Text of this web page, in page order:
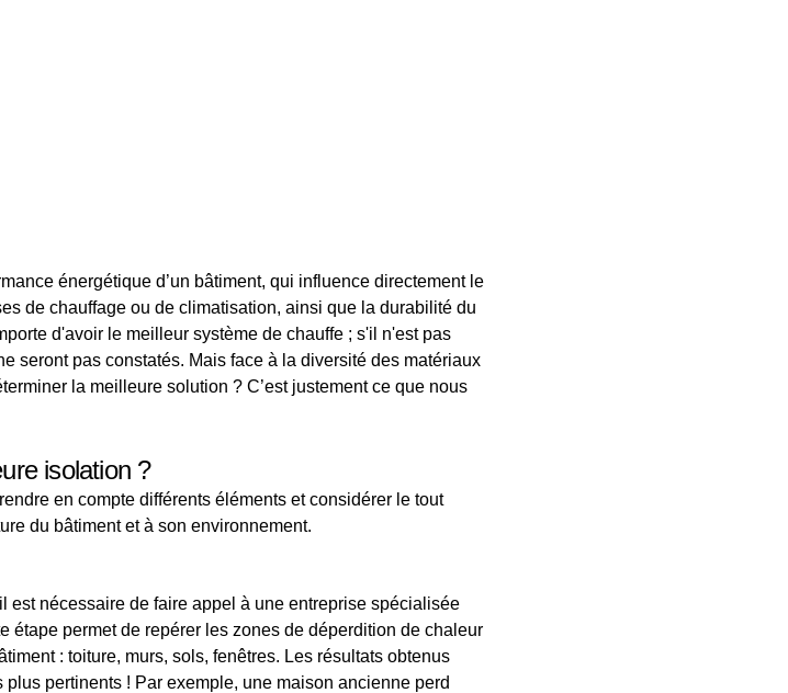
énergétique d’un bâtiment, qui influence directement le
de chauffage ou de climatisation, ainsi que la durabilité du
d'avoir le meilleur système de chauffe ; s'il n'est pas
seront pas constatés. Mais face à la diversité des matériaux
la meilleure solution ? C’est justement ce que nous
isolation ?
en compte différents éléments et considérer le tout
du bâtiment et à son environnement.
est nécessaire de faire appel à une entreprise spécialisée
permet de repérer les zones de déperdition de chaleur
: toiture, murs, sols, fenêtres. Les résultats obtenus
pertinents ! Par exemple, une maison ancienne perd